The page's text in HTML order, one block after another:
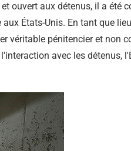
ouvert aux détenus, il a été
États-Unis. En tant que
véritable pénitencier et non
avec les détenus,